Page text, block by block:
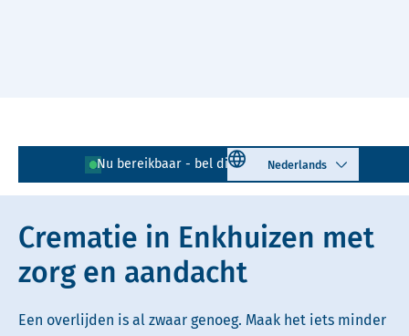
Nu bereikbaar - bel direct! 0228 - 768 027
Select language
Lees voor Uitleg woorden
Simpele tekst
Crematie in Enkhuizen met
zorg en aandacht
Een overlijden is al zwaar genoeg. Maak het iets minder